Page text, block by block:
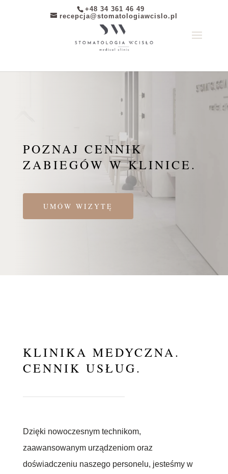
+48 34 361 46 49
recepcja@stomatologiawcislo.pl
POZNAJ CENNIK
ZABIEGÓW W KLINICE.
UMÓW WIZYTĘ
KLINIKA MEDYCZNA.
CENNIK USŁUG.
Dzięki nowoczesnym technikom,
zaawansowanym urządzeniom oraz
doświadczeniu naszego personelu, jesteśmy w